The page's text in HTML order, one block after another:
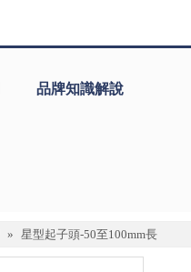
品牌知識解說
» 星型起子頭-50至100mm長